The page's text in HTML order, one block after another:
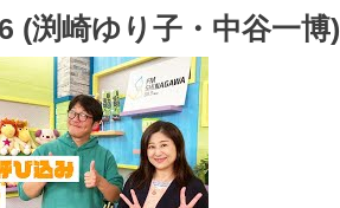
(渕崎ゆり子・中谷一博)